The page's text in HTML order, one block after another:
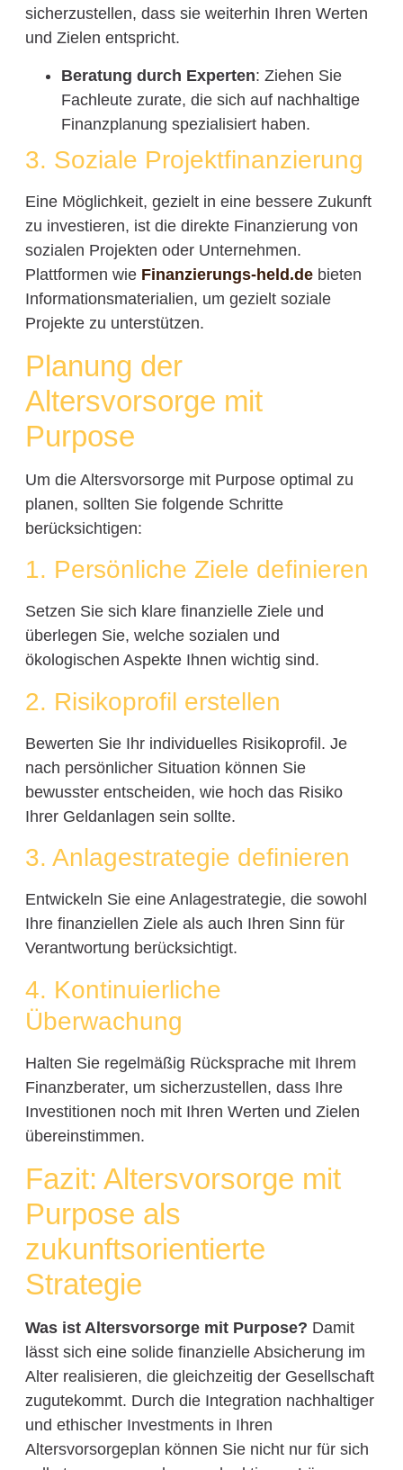
sicherzustellen, dass sie weiterhin Ihren Werten
und Zielen entspricht.
Beratung durch Experten: Ziehen Sie
Fachleute zurate, die sich auf nachhaltige
Finanzplanung spezialisiert haben.
3. Soziale Projektfinanzierung
Eine Möglichkeit, gezielt in eine bessere Zukunft
zu investieren, ist die direkte Finanzierung von
sozialen Projekten oder Unternehmen.
Plattformen wie Finanzierungs-held.debieten
Informationsmaterialien, um gezielt soziale
Projekte zu unterstützen.
Planung der
Altersvorsorge mit
Purpose
Um die Altersvorsorge mit Purpose optimal zu
planen, sollten Sie folgende Schritte
berücksichtigen:
1. Persönliche Ziele definieren
Setzen Sie sich klare finanzielle Ziele und
überlegen Sie, welche sozialen und
ökologischen Aspekte Ihnen wichtig sind.
2. Risikoprofil erstellen
Bewerten Sie Ihr individuelles Risikoprofil. Je
nach persönlicher Situation können Sie
bewusster entscheiden, wie hoch das Risiko
Ihrer Geldanlagen sein sollte.
3. Anlagestrategie definieren
Entwickeln Sie eine Anlagestrategie, die sowohl
Ihre finanziellen Ziele als auch Ihren Sinn für
Verantwortung berücksichtigt.
4. Kontinuierliche
Überwachung
Halten Sie regelmäßig Rücksprache mit Ihrem
Finanzberater, um sicherzustellen, dass Ihre
Investitionen noch mit Ihren Werten und Zielen
übereinstimmen.
Fazit: Altersvorsorge mit
Purpose als
zukunftsorientierte
Strategie
Was ist Altersvorsorge mit Purpose? Damit
lässt sich eine solide finanzielle Absicherung im
Alter realisieren, die gleichzeitig der Gesellschaft
zugutekommt. Durch die Integration nachhaltiger
und ethischer Investments in Ihren
Altersvorsorgeplan können Sie nicht nur für sich